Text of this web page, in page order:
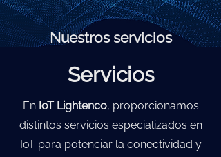
Nuestros servicios
Servicios
En IoT Lightenco, proporcionamos
distintos servicios especializados en
IoT para potenciar la conectividad y